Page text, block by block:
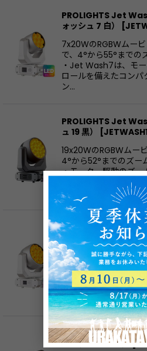
PROLIGHTS Jet
ォッシュ 7 白）
[
7x20WのRGBWムー
で、4°から55°までの
・Jet Wash7は、モ
ロールを備えたコンパ
ン…
PROLIGHTS Jet
ュ 19 黒）
[
19x20WのRGBWムー
4°から52°までのズー
・モーター駆動のズ
コンパクトで高速な
トで…
PROLIGHTS Jet
ォッシュ 19 白）[
19x20WのRGBWムー
4°から52°までのズー
・モーター駆動のズ
コンパクトで高速な
トで…
PROLIGHTS Astra
ロファイル 400） [